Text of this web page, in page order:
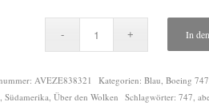
In
AVEZE838321 Kategorien: Blau Boeing 747
Südamerika Über den Wolken Schlagwörter: 747